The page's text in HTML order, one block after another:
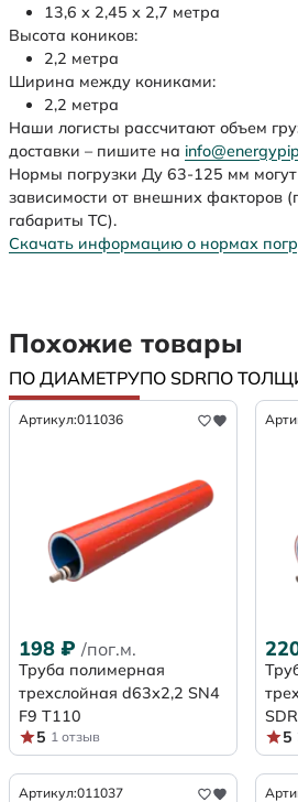
13,6 х 2,45 х 2,7 метра
Высота коников:
2,2 метра
Ширина между кониками:
2,2 метра
Наши логисты рассчитают объем
доставки – пишите на
Нормы погрузки Ду 63-125 мм
зависимости от внешних факторов
габариты ТС).
Скачать информацию о нормах
Похожие товары
ПО ДИАМЕТРУПО SDRПО
Артикул:011036
198 ₽ /пог.м.
Труба полимерная
трехслойная d63х2,2 SN4
F9 Т110
5 1 отзыв
5
Артикул:011037